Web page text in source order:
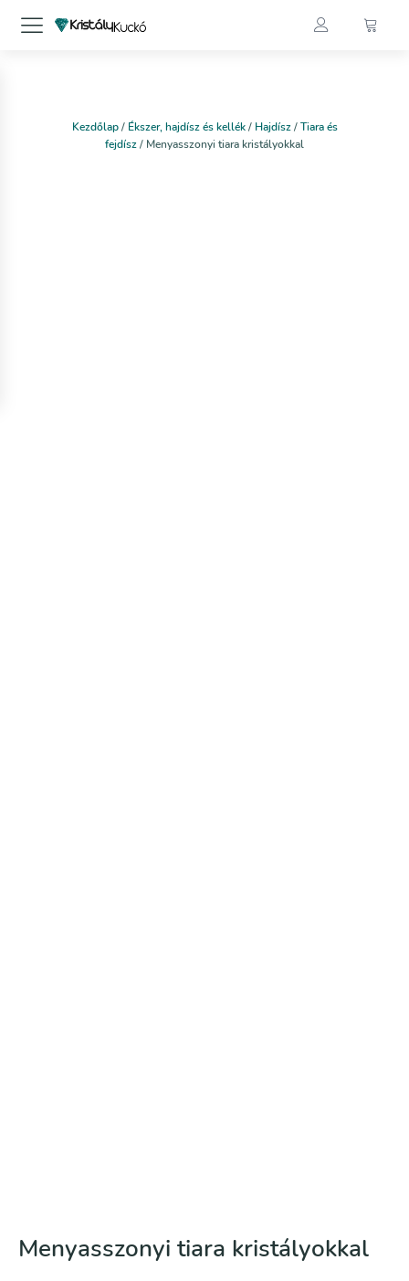
Kezdőlap/ Ékszer, hajdísz és kellék/ Hajdísz/Tiara és
fejdísz/ Menyasszonyi tiara kristályokkal
Menyasszonyi tiara kristályokkal